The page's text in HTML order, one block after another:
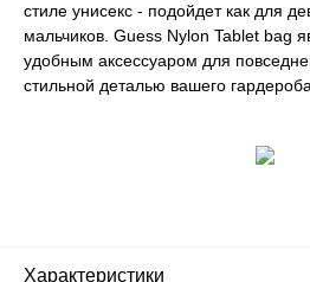
стиле унисекс - подойдет как для
мальчиков. Guess Nylon Tablet bag
удобным аксессуаром для
стильной деталью вашего гардероба.
Характеристики